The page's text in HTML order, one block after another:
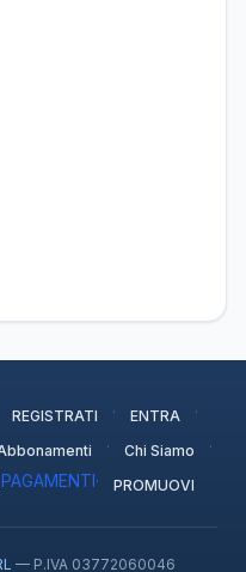
REGISTRATI · ENTRA ·
· Chi Siamo ·
PAGAMENTI· PROMUOVI
— P.IVA 03772060046